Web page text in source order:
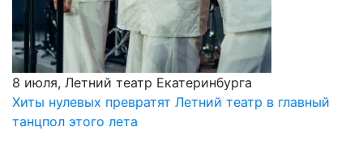
8 июля, Летний театр Екатеринбурга
Хиты нулевых превратят Летний театр в главный
танцпол этого лета